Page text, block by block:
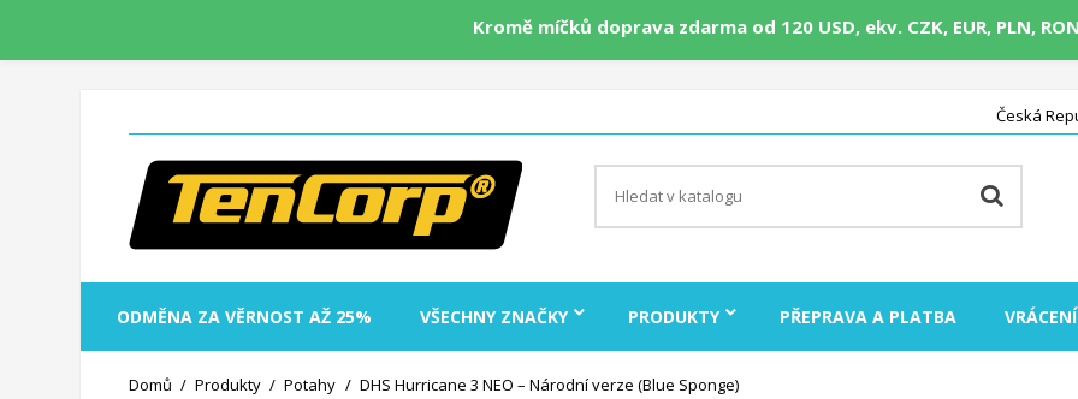
Kromě míčků doprava zdarma od 120 USD, ekv. CZK, EUR, PLN,
Česká
ODMĚNA ZA VĚRNOST AŽ 25% VŠECHNY ZNAČKY PRODUKTY PŘEPRAVA A PLATBA
Domů Produkty Potahy DHS Hurricane 3 NEO – Národní verze (Blue Sponge)